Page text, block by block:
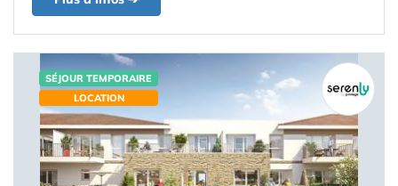
SÉJOUR TEMPORAIRE
LOCATION